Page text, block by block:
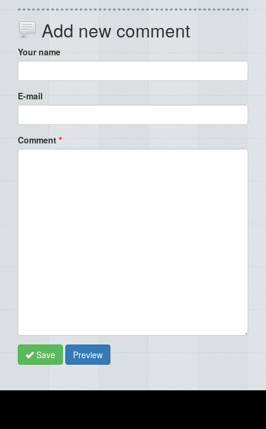
Add new comment
Your name
E-mail
Comment *
Save Preview